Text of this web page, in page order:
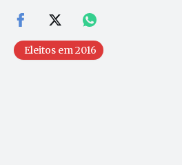
Eleitos em 2016